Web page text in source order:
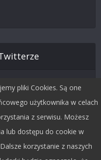
pliki Cookies. Są one
użytkownika w celach
z serwisu. Możesz
lub dostępu do cookie w
korzystanie z naszych